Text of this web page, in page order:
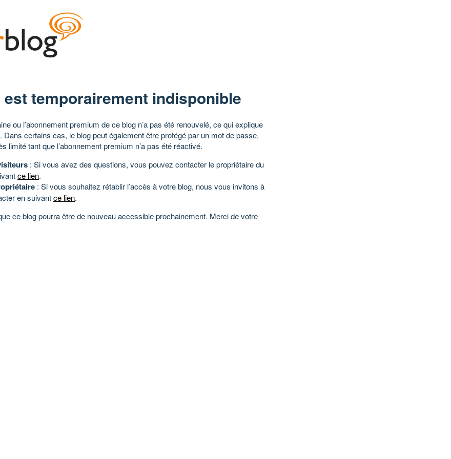
est temporairement indisponible
ou l’abonnement premium de ce blog n’a pas été renouvelé, ce qui explique
Dans certains cas, le blog peut également être protégé par un mot de passe,
limité tant que l’abonnement premium n’a pas été réactivé.
: Si vous avez des questions, vous pouvez contacter le propriétaire du
ce lien.
: Si vous souhaitez rétablir l’accès à votre blog, nous vous invitons à
en suivantce lien.
ce blog pourra être de nouveau accessible prochainement. Merci de votre